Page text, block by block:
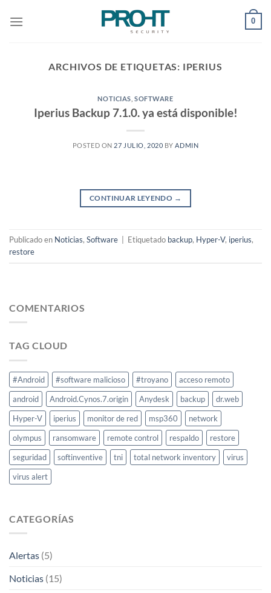
0
ARCHIVOS DE ETIQUETAS: IPERIUS
NOTICIAS ,SOFTWARE
Iperius Backup 7.1.0. ya está disponible!
POSTED ON 27 JULIO, 2020 BY ADMIN
CONTINUAR LEYENDO →
Publicado en Noticias, Software Etiquetado backup, Hyper-V, iperius,
restore
COMENTARIOS
TAG CLOUD
#Android #software malicioso #troyano
acceso remoto
android
Android.Cynos.7.origin Anydesk backup
dr.web
Hyper-V
iperius monitor de red msp360
network
olympus
ransomware remote control respaldo
restore
seguridad
softinventive tni total network inventory
virus
virus alert
CATEGORÍAS
Alertas (5)
Noticias (15)